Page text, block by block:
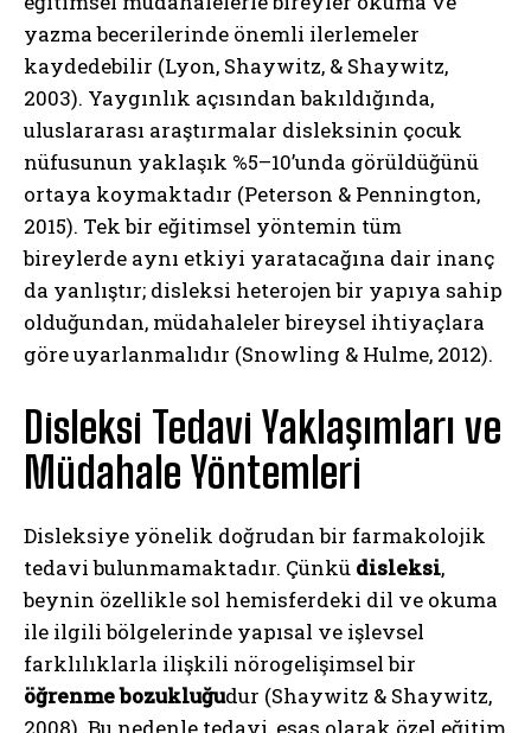
yazma becerilerinde önemli ilerlemeler
kaydedebilir (Lyon, Shaywitz, & Shaywitz,
2003). Yaygınlık açısından bakıldığında,
uluslararası araştırmalar disleksinin çocuk
nüfusunun yaklaşık %5–10’unda görüldüğünü
ortaya koymaktadır (Peterson & Pennington,
2015). Tek bir eğitimsel yöntemin tüm
bireylerde aynı etkiyi yaratacağına dair inanç
da yanlıştır; disleksi heterojen bir yapıya sahip
olduğundan, müdahaleler bireysel ihtiyaçlara
göre uyarlanmalıdır (Snowling & Hulme, 2012).
Disleksi Tedavi Yaklaşımları ve
Müdahale Yöntemleri
Disleksiye yönelik doğrudan bir farmakolojik
tedavi bulunmamaktadır. Çünkü disleksi,
beynin özellikle sol hemisferdeki dil ve okuma
ile ilgili bölgelerinde yapısal ve işlevsel
farklılıklarla ilişkili nörogelişimsel bir
öğrenme bozukluğudur (Shaywitz & Shaywitz,
2008). Bu nedenle tedavi, esas olarak özel eğitim